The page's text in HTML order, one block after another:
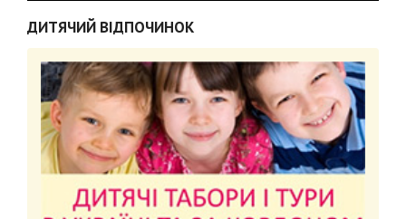
ДИТЯЧИЙ ВІДПОЧИНОК